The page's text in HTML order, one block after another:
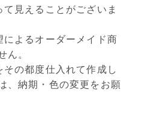
見えることがございま
よるオーダーメイド商
ん。
の都度仕入れて作成し
、納期・色の変更をお願